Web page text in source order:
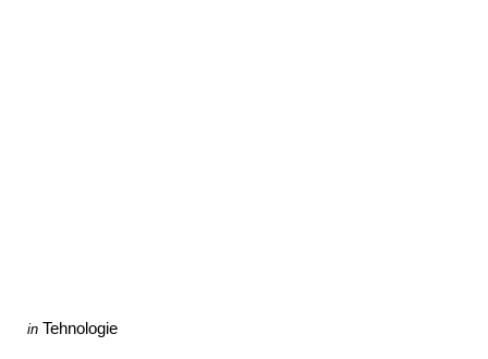
Categories
Posted
in Tehnologie